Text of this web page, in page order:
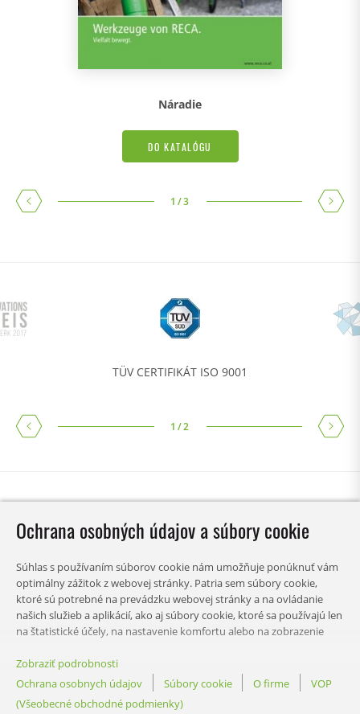
Náradie
DO KATALÓGU
1 /3
TÜV CERTIFIKÁT ISO 9001
1 /2
OBSAH
Ochrana osobných údajov a súbory cookie
Súhlas s používaním súborov cookie nám umožňuje ponúknuť vám
optimálny zážitok z webovej stránky. Patria sem súbory cookie,
ktoré sú potrebné na prevádzku webovej stránky a na ovládanie
našich služieb a aplikácií, ako aj súbory cookie, ktoré sa používajú len
na štatistické účely, na nastavenie komfortu alebo na zobrazenie
povoliť, a prispôsobiť si nastavenia používania údajov. Svoje
preferencie tohto rozhodnutia môžete kedykoľvek zmeniť.
Zobraziť podrobnosti
Ochrana osobnych údajov
Súbory cookie O firme
VOP
(Všeobecné obchodné podmienky)